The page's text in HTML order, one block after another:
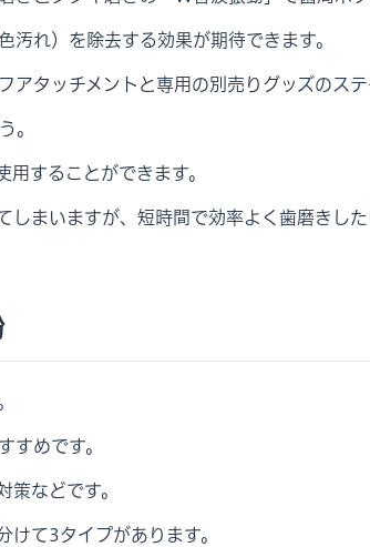
れ）を除去する効果が期待できます。
タッチメントと専用の別売りグッズのス
。
することができます。
しまいますが、短時間で効率よく歯磨きし
めです。
などです。
て3タイプがあります。